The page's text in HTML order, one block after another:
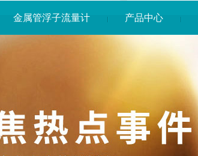
金属管浮子流量计 产品中心